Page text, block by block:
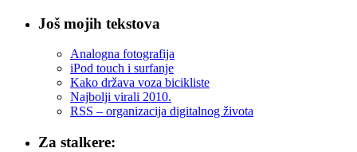
Još mojih tekstova
Analogna fotografija
iPod touch i surfanje
Kako država voza bicikliste
Najbolji virali 2010.
RSS – organizacija digitalnog života
Za stalkere: